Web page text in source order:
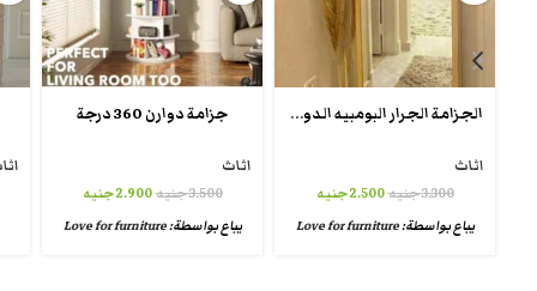
الجزامة الجرار البومبيه الدولاب بمرايا
اثاث
3.300جنيه2.500جنيه
يباع بواسطة:Love for furniture
جزامة دوارن 360 درجة
اثاث
3.500جنيه2.900جنيه
يباع بواسطة:Love for furniture